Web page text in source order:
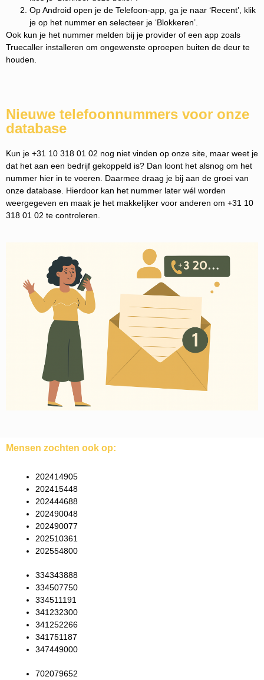
Op Android open je de Telefoon-app, ga je naar ‘Recent’, klik
je op het nummer en selecteer je ‘Blokkeren’.
Ook kun je het nummer melden bij je provider of een app zoals
Truecaller installeren om ongewenste oproepen buiten de deur te
houden.
Nieuwe telefoonnummers voor onze
database
Kun je +31 10 318 01 02 nog niet vinden op onze site, maar weet je
dat het aan een bedrijf gekoppeld is? Dan loont het alsnog om het
nummer hier in te voeren. Daarmee draag je bij aan de groei van
onze database. Hierdoor kan het nummer later wél worden
weergegeven en maak je het makkelijker voor anderen om +31 10
318 01 02 te controleren.
Mensen zochten ook op:
202414905
202415448
202444688
202490048
202490077
202510361
202554800
334343888
334507750
334511191
341232300
341252266
341751187
347449000
702079652